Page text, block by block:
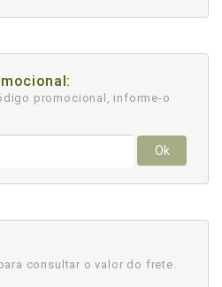
promocional, informe-o
Ok
consultar o valor do frete.